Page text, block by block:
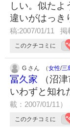
しい。似た
違いがはっき
稿:2007/01/11 掲
このクチコミに
G さん （女性/三
冨久家 （沼
いわずと知れ
載：2007/01/11）
このクチコミに